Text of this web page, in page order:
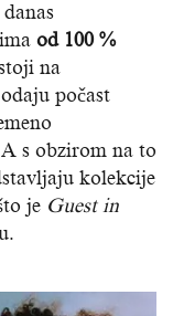
od 100 %
na
počast
s obzirom na to
kolekcije
je Guest in